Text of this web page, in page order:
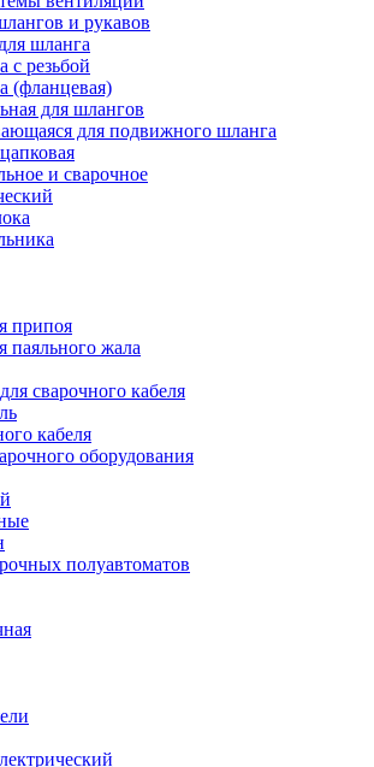
и рукавов
шланга
с резьбой
(фланцевая)
для шлангов
для подвижного шланга
и сварочное
припоя
паяльного жала
сварочного кабеля
кабеля
оборудования
полуавтоматов